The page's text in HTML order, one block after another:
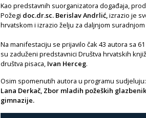
Kao predstavnih suorganizatora događaja,
Požegi doc.dr.sc. Berislav Andrlić,izrazio je
hrvatskom i izrazio želju za daljnjom
Na manifestaciju se prijavilo čak 43 autora sa
su zaduženi predstavnici Društva hrvatskih
društva pisaca, Ivan Herceg.
Osim spomenutih autora u programu sudjeluju:
Lana Derkač, Zbor mladih požeških
gimnazije.